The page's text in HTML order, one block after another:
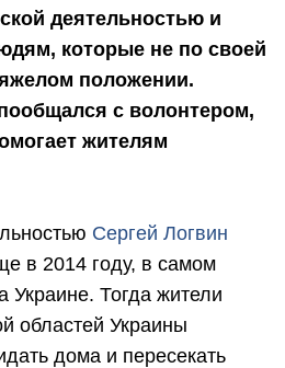
деятельностью и
которые не по своей
положении.
с волонтером,
жителям
Сергей Логвин
в 2014 году, в самом
Украине. Тогда жители
областей Украины
дома и пересекать